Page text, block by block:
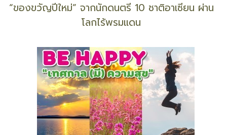
“ของขวัญปีใหม่” จากนักดนตรี 10 ชาติอาเซียน ผ่าน
โลกไร้พรมแดน